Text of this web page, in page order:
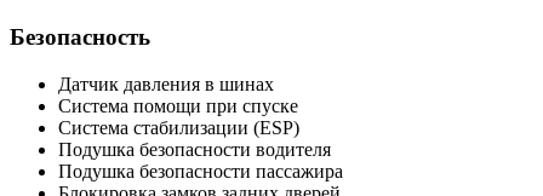
Безопасность
Датчик давления в шинах
Система помощи при спуске
Система стабилизации (ESP)
Подушка безопасности водителя
Подушка безопасности пассажира